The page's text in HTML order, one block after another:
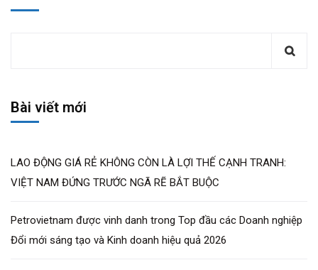
Bài viết mới
LAO ĐỘNG GIÁ RẺ KHÔNG CÒN LÀ LỢI THẾ CẠNH TRANH:
VIỆT NAM ĐỨNG TRƯỚC NGÃ RẼ BẮT BUỘC
Petrovietnam được vinh danh trong Top đầu các Doanh nghiệp
Đổi mới sáng tạo và Kinh doanh hiệu quả 2026